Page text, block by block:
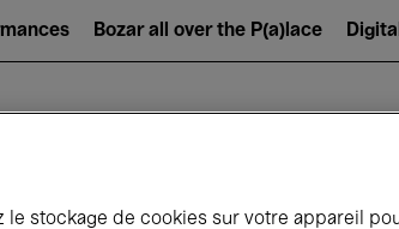
Bozar all over the P(a)lace
à
le stockage de cookies sur votre appareil